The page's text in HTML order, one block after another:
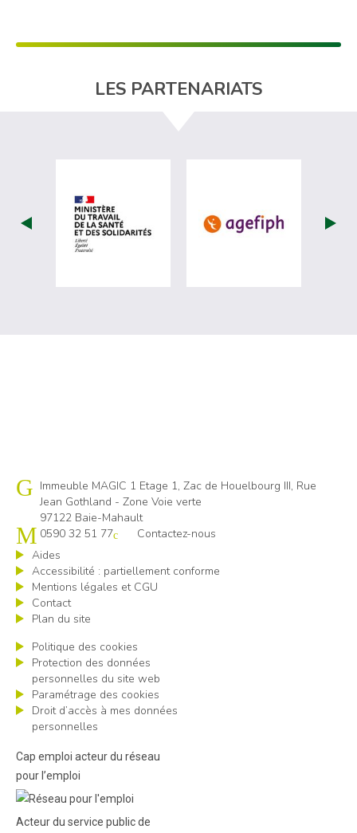
LES PARTENARIATS
visiter les site de Ministère du travail
visiter les
Cap emploi 971
Immeuble MAGIC 1 Etage 1, Zac de Houelbourg III, Rue
Jean Gothland - Zone Voie verte
97122 Baie-Mahault
0590 32 51 77
Contactez-nous
Aides
Accessibilité : partiellement conforme
Mentions légales et CGU
Contact
Plan du site
Politique des cookies
Protection des données
personnelles du site web
Paramétrage des cookies
Droit d’accès à mes données
personnelles
Cap emploi acteur du réseau
pour l’emploi
Acteur du service public de